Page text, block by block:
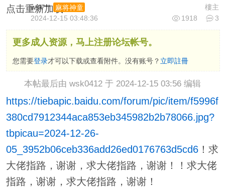
点击重新加载 樓主
wsk***
麻将神童
1918
3
2024-12-15 03:48:36
更多成人资源，马上注册论坛帐号。
您需要登录才可以下载或查看附件。没有账号？ 立即註冊
本帖最后由 wsk0412 于 2024-12-15 03:56 编辑
https://tiebapic.baidu.com/forum/pic/item/f5996f
380cd7912344aca853eb345982b2b78066.jpg?
tbpicau=2024-12-26-
05_3952b06ceb336add26ed0176763d5cd6！求
大佬指路，谢谢，求大佬指路，谢谢！！求大佬
指路，谢谢，求大佬指路，谢谢！